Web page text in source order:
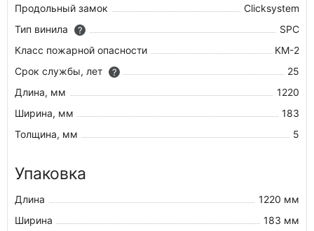
Продольный замок
Clicksystem
Тип винила
?
SPC
Класс пожарной опасности
КМ-2
Срок службы, лет
?
25
Длина, мм
1220
Ширина, мм
183
Толщина, мм
5
Упаковка
Длина
1220 мм
Ширина
183 мм